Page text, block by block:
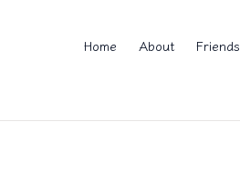
Home About Friends